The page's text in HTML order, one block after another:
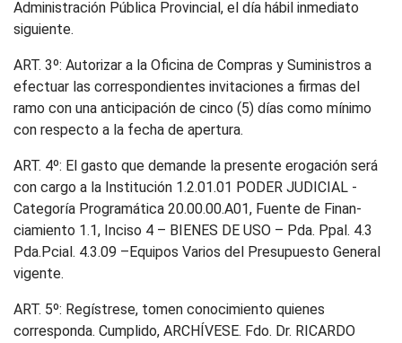
Administración Pública Provincial, el día hábil inmediato
siguiente.
ART. 3º: Autorizar a la Oficina de Compras y Suministros a
efectuar las correspondientes invitaciones a firmas del
ramo con una anticipación de cinco (5) días como mínimo
con respecto a la fecha de apertura.
ART. 4º: El gasto que demande la presente erogación será
con cargo a la Institución 1.2.01.01 PODER JUDICIAL -
Categoría Programática 20.00.00.A01, Fuente de Finan-
ciamiento 1.1, Inciso 4 – BIENES DE USO – Pda. Ppal. 4.3
Pda.Pcial. 4.3.09 –Equipos Varios del Presupuesto General
vigente.
ART. 5º: Regístrese, tomen conocimiento quienes
corresponda. Cumplido, ARCHÍVESE. Fdo. Dr. RICARDO